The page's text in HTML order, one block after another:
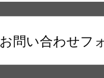
お問い合わせフ